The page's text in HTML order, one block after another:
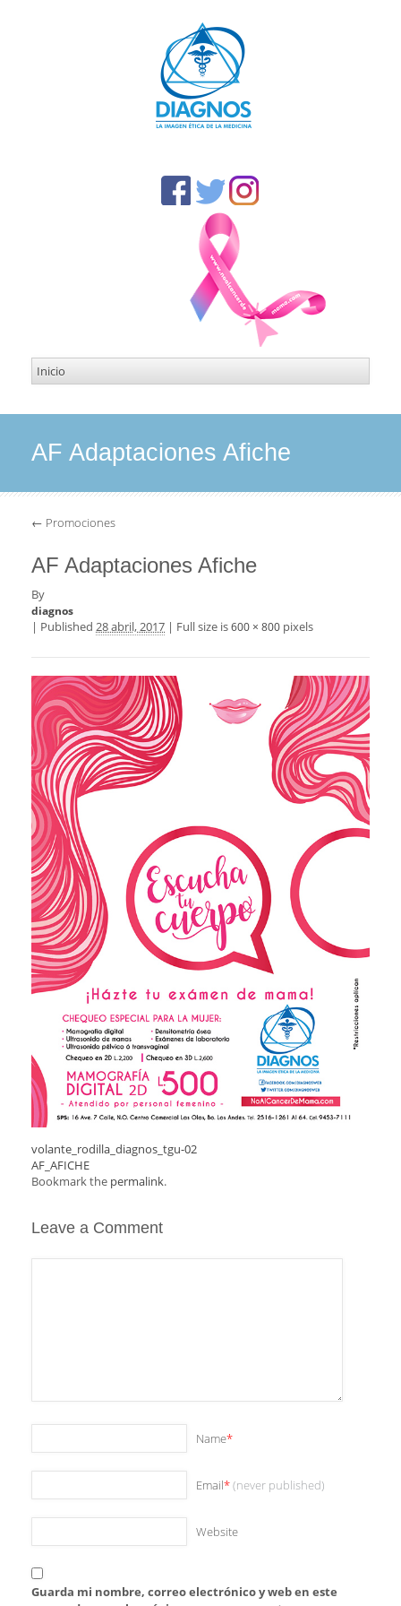
AF Adaptaciones Afiche
← Promociones
AF Adaptaciones Afiche
By
diagnos
| Published 28 abril, 2017 | Full size is600 × 800 pixels
volante_rodilla_diagnos_tgu-02
AF_AFICHE
Bookmark the permalink.
Leave a Comment
Name*
Email*(never published)
Website
Guarda mi nombre, correo electrónico y web en este